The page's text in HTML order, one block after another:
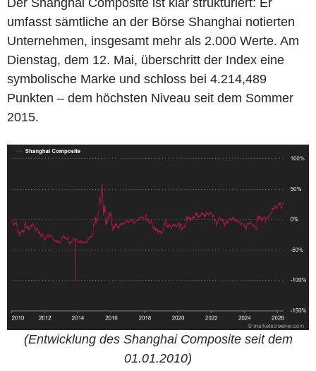
umfasst sämtliche an der Börse Shanghai notierten
Unternehmen, insgesamt mehr als 2.000 Werte. Am
Dienstag, dem 12. Mai, überschritt der Index eine
symbolische Marke und schloss bei 4.214,489
Punkten – dem höchsten Niveau seit dem Sommer
2015.
(Entwicklung des Shanghai Composite seit dem
01.01.2010)